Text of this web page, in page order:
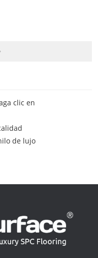
clic en
de lujo